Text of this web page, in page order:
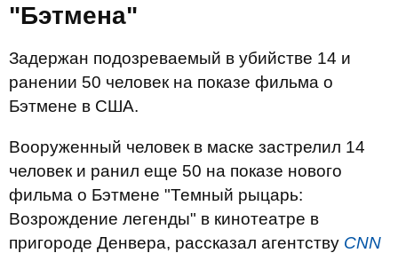
"Бэтмена"
Задержан подозреваемый в убийстве 14 и
ранении 50 человек на показе фильма о
Бэтмене в США.
Вооруженный человек в маске застрелил 14
человек и ранил еще 50 на показе нового
фильма о Бэтмене "Темный рыцарь:
Возрождение легенды" в кинотеатре в
пригороде Денвера, рассказал агентству CNN